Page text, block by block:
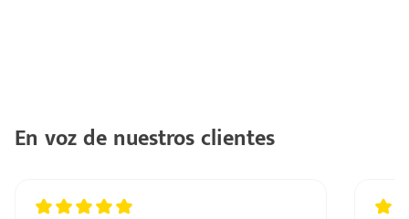
En voz de nuestros clientes